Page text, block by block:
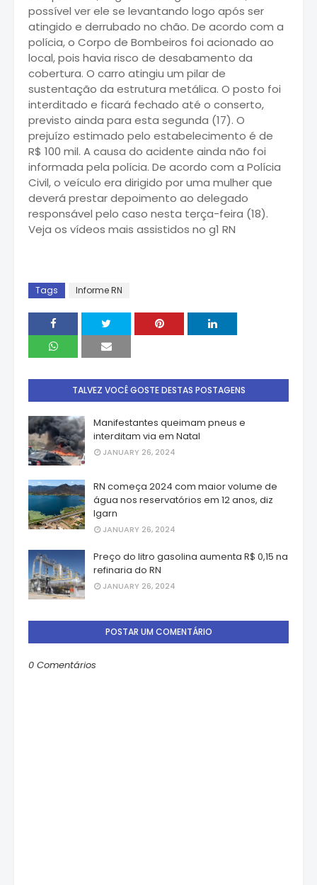
possível ver ele se levantando logo após ser
atingido e derrubado no chão. De acordo com a
polícia, o Corpo de Bombeiros foi acionado ao
local, pois havia risco de desabamento da
cobertura. O carro atingiu um pilar de
sustentação da estrutura metálica. O posto foi
interditado e ficará fechado até o conserto,
previsto ainda para esta segunda (17). O
prejuízo estimado pelo estabelecimento é de
R$ 100 mil. A causa do acidente ainda não foi
informada pela polícia. De acordo com a Polícia
Civil, o veículo era dirigido por uma mulher que
deverá prestar depoimento ao delegado
responsável pelo caso nesta terça-feira (18).
Veja os vídeos mais assistidos no g1 RN
Tags Informe RN
TALVEZ VOCÊ GOSTE DESTAS POSTAGENS
Manifestantes queimam pneus e
interditam via em Natal
JANUARY 26, 2024
RN começa 2024 com maior volume de
água nos reservatórios em 12 anos, diz
Igarn
JANUARY 26, 2024
Preço do litro gasolina aumenta R$ 0,15 na
refinaria do RN
JANUARY 26, 2024
POSTAR UM COMENTÁRIO
0 Comentários